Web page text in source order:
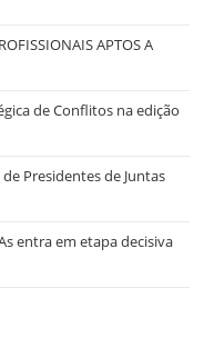
APTOS A
de Conflitos na edição
Presidentes de Juntas
entra em etapa decisiva